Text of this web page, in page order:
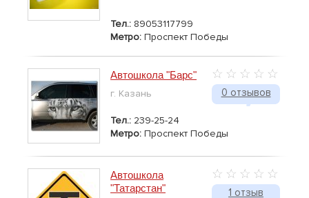
Тел.: 89053117799
Метро: Проспект Победы
0 отзывов
Автошкола "Барс"
г. Казань
Тел.: 239-25-24
Метро: Проспект Победы
1 отзыв
Автошкола
"Татарстан"